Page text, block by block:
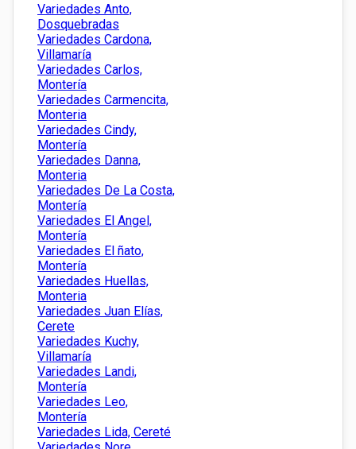
Variedades Anto,
Dosquebradas
Variedades Cardona,
Villamaría
Variedades Carlos,
Montería
Variedades Carmencita,
Monteria
Variedades Cindy,
Montería
Variedades Danna,
Monteria
Variedades De La Costa,
Montería
Variedades El Angel,
Montería
Variedades El ñato,
Montería
Variedades Huellas,
Monteria
Variedades Juan Elías,
Cerete
Variedades Kuchy,
Villamaría
Variedades Landi,
Montería
Variedades Leo,
Montería
Variedades Lida, Cereté